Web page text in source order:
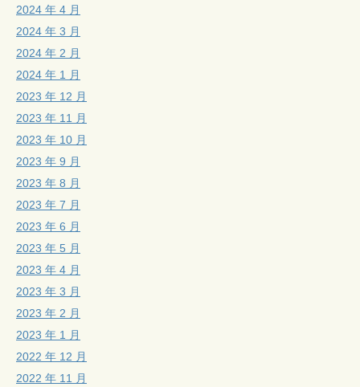
2024 年 4 月
2024 年 3 月
2024 年 2 月
2024 年 1 月
2023 年 12 月
2023 年 11 月
2023 年 10 月
2023 年 9 月
2023 年 8 月
2023 年 7 月
2023 年 6 月
2023 年 5 月
2023 年 4 月
2023 年 3 月
2023 年 2 月
2023 年 1 月
2022 年 12 月
2022 年 11 月